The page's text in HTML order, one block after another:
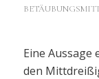
Eine Aussage
den